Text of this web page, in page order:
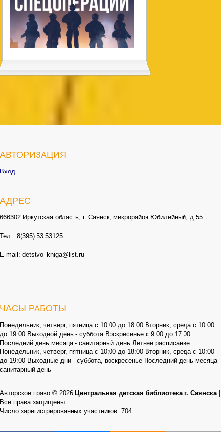
АВТОРИЗАЦИЯ
Вход
АДРЕС
666302 Иркутская область, г. Саянск, микрорайон Юбилейный, д.55
Тел.: 8(395) 53 53125
E-mail: detstvo_kniga@list.ru
ЧАСЫ РАБОТЫ
Понедельник, четверг, пятница с 10:00 до 18:00 Вторник, среда с 10:00
до 19:00 Выходной день - суббота Воскресенье с 9:00 до 17:00
Последний день месяца - санитарный день Летнее расписание:
Понедельник, четверг, пятница с 10:00 до 18:00 Вторник, среда с 10:00
до 19:00 Выходные дни - суббота, воскресенье Последний день месяца -
санитарный день
Авторское право © 2026 Центральная детская библиотека г. Саянска
Все права защищены.
Число зарегистрированных участников: 704